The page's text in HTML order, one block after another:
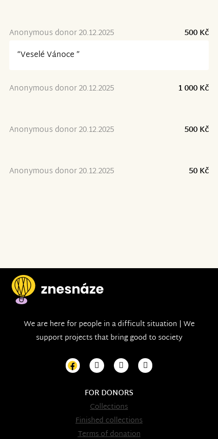
Anonymous donor 20.12.2025
500 Kč
“Veselé Vánoce ”
Anonymous donor 20.12.2025 1 000 Kč
Anonymous donor 20.12.2025 500 Kč
Anonymous donor 20.12.2025 50 Kč
We are here for people in a difficult situation | We
support projects that bring good to society
FOR DONORS
Collections
Finished collections
Terms of donation